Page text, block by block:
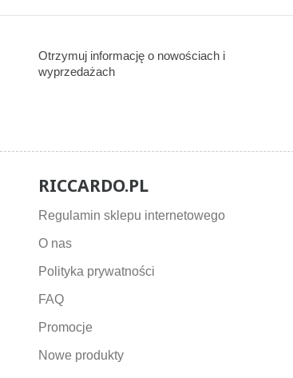
Otrzymuj informację o nowościach i
wyprzedażach
RICCARDO.PL
Regulamin sklepu internetowego
O nas
Polityka prywatności
FAQ
Promocje
Nowe produkty